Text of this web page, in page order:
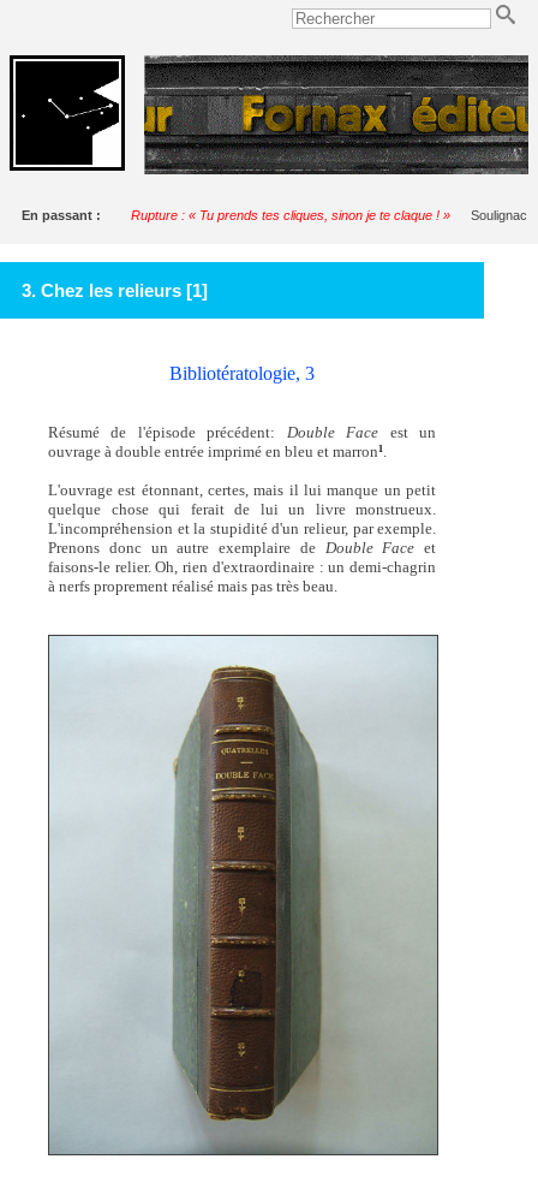
En passant : Rupture : « Tu prends tes cliques, sinon je te claque ! » Soulignac
3. Chez les relieurs [1]
Bibliotératologie, 3
Résumé de l'épisode précédent: Double Face est un
ouvrage à double entrée imprimé en bleu et marron1 .
L'ouvrage est étonnant, certes, mais il lui manque un petit
quelque chose qui ferait de lui un livre monstrueux.
L'incompréhension et la stupidité d'un relieur, par exemple.
Prenons donc un autre exemplaire de Double Face et
faisons-le relier. Oh, rien d'extraordinaire : un demi-chagrin
à nerfs proprement réalisé mais pas très beau.